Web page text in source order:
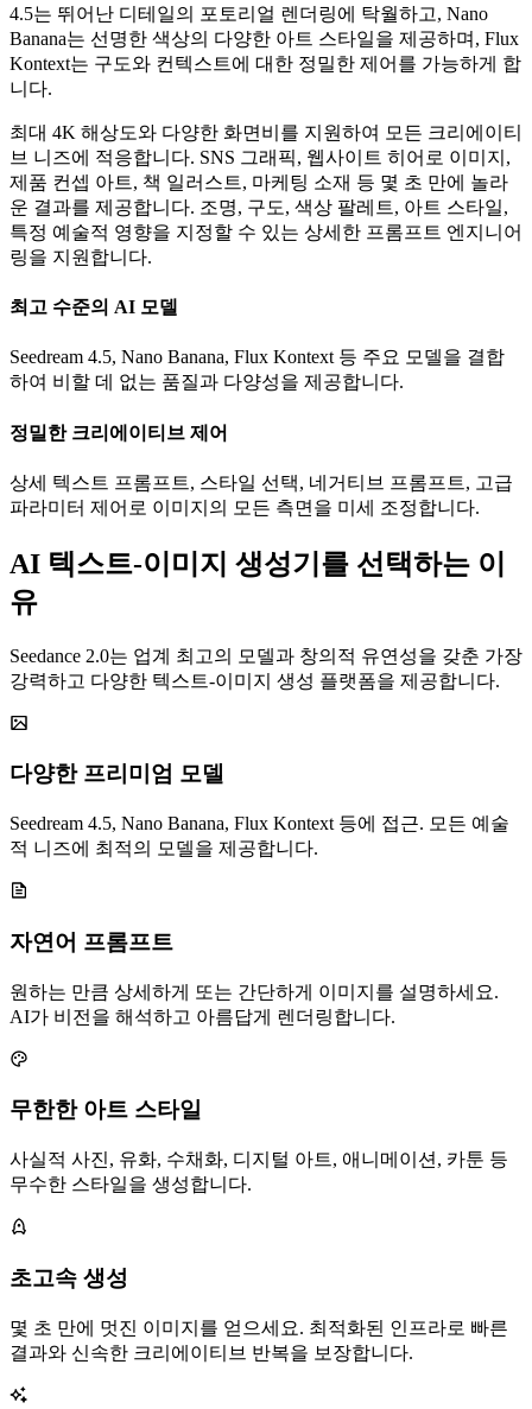
4.5는 뛰어난 디테일의 포토리얼 렌더링에 탁월하고, Nano
Banana는 선명한 색상의 다양한 아트 스타일을 제공하며, Flux
Kontext는 구도와 컨텍스트에 대한 정밀한 제어를 가능하게 합
니다.
최대 4K 해상도와 다양한 화면비를 지원하여 모든 크리에이티
브 니즈에 적응합니다. SNS 그래픽, 웹사이트 히어로 이미지,
제품 컨셉 아트, 책 일러스트, 마케팅 소재 등 몇 초 만에 놀라
운 결과를 제공합니다. 조명, 구도, 색상 팔레트, 아트 스타일,
특정 예술적 영향을 지정할 수 있는 상세한 프롬프트 엔지니어
링을 지원합니다.
최고 수준의 AI 모델
Seedream 4.5, Nano Banana, Flux Kontext 등 주요 모델을 결합
하여 비할 데 없는 품질과 다양성을 제공합니다.
정밀한 크리에이티브 제어
상세 텍스트 프롬프트, 스타일 선택, 네거티브 프롬프트, 고급
파라미터 제어로 이미지의 모든 측면을 미세 조정합니다.
AI 텍스트-이미지 생성기를 선택하는 이
유
Seedance 2.0는 업계 최고의 모델과 창의적 유연성을 갖춘 가장
강력하고 다양한 텍스트-이미지 생성 플랫폼을 제공합니다.
다양한 프리미엄 모델
Seedream 4.5, Nano Banana, Flux Kontext 등에 접근. 모든 예술
적 니즈에 최적의 모델을 제공합니다.
자연어 프롬프트
원하는 만큼 상세하게 또는 간단하게 이미지를 설명하세요.
AI가 비전을 해석하고 아름답게 렌더링합니다.
무한한 아트 스타일
사실적 사진, 유화, 수채화, 디지털 아트, 애니메이션, 카툰 등
무수한 스타일을 생성합니다.
초고속 생성
몇 초 만에 멋진 이미지를 얻으세요. 최적화된 인프라로 빠른
결과와 신속한 크리에이티브 반복을 보장합니다.